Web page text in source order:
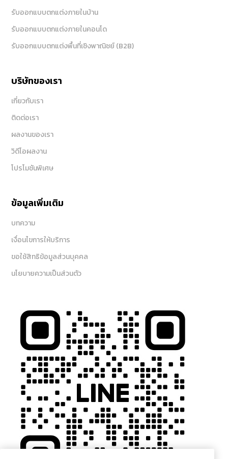
รับออกแบบตกแต่งภายในบ้าน
รับออกแบบตกแต่งภายในคอนโด
รับออกแบบตกแต่งพื้นที่เชิงพาณิชย์ (B2B)
บริษัทของเรา
เกี่ยวกับเรา
ติดต่อเรา
ผลงานของเรา
วิดีโอผลงาน
โปรโมชันพิเศษ
ข้อมูลเพิ่มเติม
บทความ
เงื่อนไขการให้บริการ
ขอใช้สิทธิข้อมูลส่วนบุคคล
นโยบายความเป็นส่วนตัว